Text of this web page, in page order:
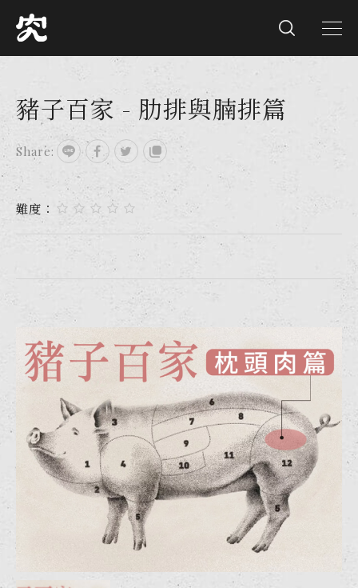
豬子百家 - 肋排與腩排篇
Share:
難度：